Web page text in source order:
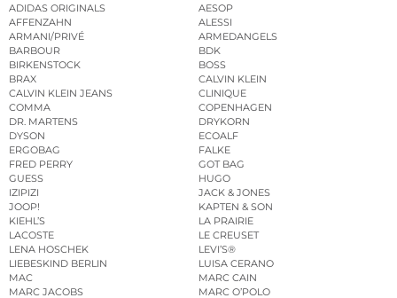
ADIDAS ORIGINALS
AESOP
AFFENZAHN
ALESSI
ARMANI/PRIVÉ
ARMEDANGELS
BARBOUR
BDK
BIRKENSTOCK
BOSS
BRAX
CALVIN KLEIN
CALVIN KLEIN JEANS
CLINIQUE
COMMA
COPENHAGEN
DR. MARTENS
DRYKORN
DYSON
ECOALF
ERGOBAG
FALKE
FRED PERRY
GOT BAG
GUESS
HUGO
IZIPIZI
JACK & JONES
JOOP!
KAPTEN & SON
KIEHL’S
LA PRAIRIE
LACOSTE
LE CREUSET
LENA HOSCHEK
LEVI’S®
LIEBESKIND BERLIN
LUISA CERANO
MAC
MARC CAIN
MARC JACOBS
MARC O’POLO